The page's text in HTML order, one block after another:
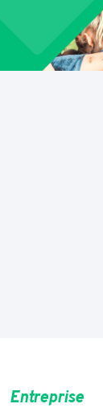
Entreprise